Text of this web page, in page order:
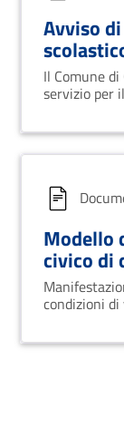
Avviso
Il Comune
servizio per
Modello
civico di
condizioni